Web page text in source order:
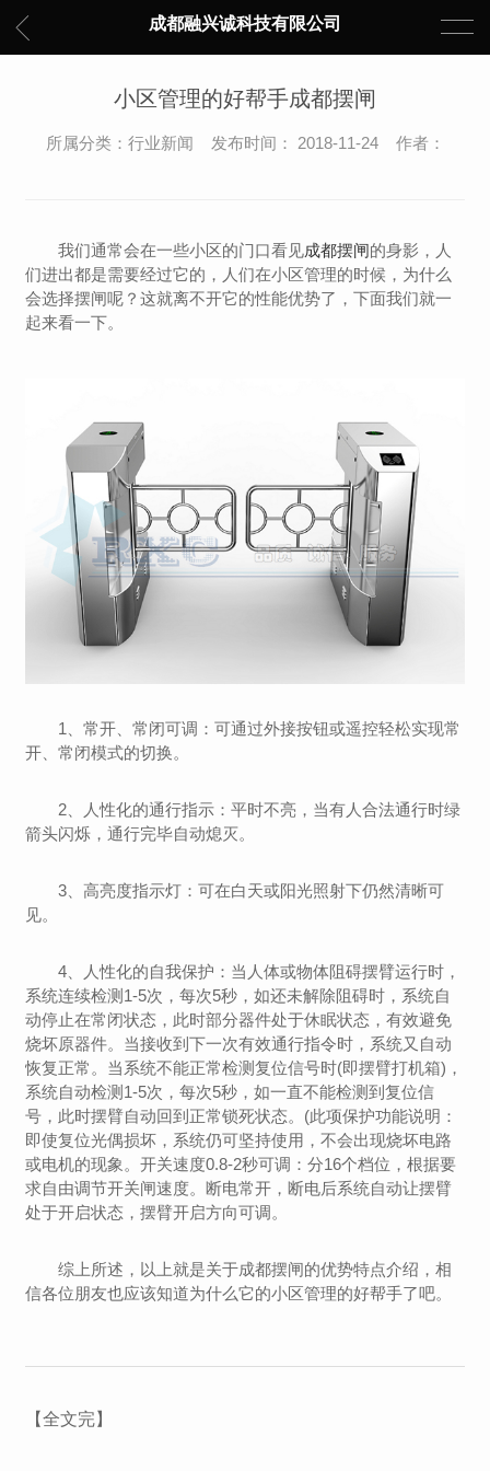
成都融兴诚科技有限公司
小区管理的好帮手成都摆闸
所属分类：行业新闻 发布时间： 2018-11-24 作者：
我们通常会在一些小区的门口看见成都摆闸的身影，人
们进出都是需要经过它的，人们在小区管理的时候，为什么
会选择摆闸呢？这就离不开它的性能优势了，下面我们就一
起来看一下。
1、常开、常闭可调：可通过外接按钮或遥控轻松实现常
开、常闭模式的切换。
2、人性化的通行指示：平时不亮，当有人合法通行时绿
箭头闪烁，通行完毕自动熄灭。
3、高亮度指示灯：可在白天或阳光照射下仍然清晰可
见。
4、人性化的自我保护： 当人体或物体阻碍摆臂运行时，
系统连续检测1-5次，每次5秒，如还未解除阻碍时，系统自
动停止在常闭状态，此时部分器件处于休眠状态，有效避免
烧坏原器件。当接收到下一次有效通行指令时，系统又自动
恢复正常。 当系统不能正常检测复位信号时(即摆臂打机箱)，
系统自动检测1-5次，每次5秒，如一直不能检测到复位信
号，此时摆臂自动回到正常锁死状态。(此项保护功能说明：
即使复位光偶损坏，系统仍可坚持使用，不会出现烧坏电路
或电机的现象。开关速度0.8-2秒可调：分16个档位，根据要
求自由调节开关闸速度。 断电常开，断电后系统自动让摆臂
处于开启状态，摆臂开启方向可调。
综上所述，以上就是关于成都摆闸的优势特点介绍，相
信各位朋友也应该知道为什么它的小区管理的好帮手了吧。
【全文完】